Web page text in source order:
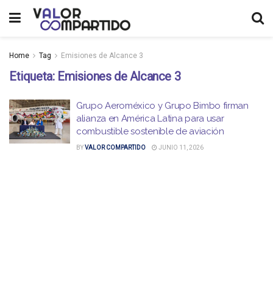
Home Tag Emisiones de Alcance 3
Etiqueta: Emisiones de Alcance 3
Grupo Aeroméxico y Grupo Bimbo firman
alianza en América Latina para usar
combustible sostenible de aviación
BYVALOR COMPARTIDO JUNIO 11, 2026